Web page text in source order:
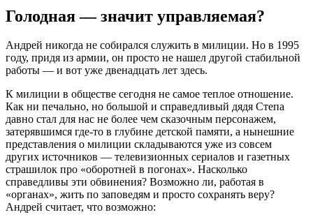
Голодная — значит управляемая?
Андрей никогда не собирался служить в милиции. Но в 1995
году, придя из армии, он просто не нашел другой стабильной
работы — и вот уже двенадцать лет здесь.
К милиции в обществе сегодня не самое теплое отношение.
Как ни печально, но большой и справедливый дядя Степа
давно стал для нас не более чем сказочным персонажем,
затерявшимся где-то в глубине детской памяти, а нынешние
представления о милиции складываются уже из совсем
других источников — телевизионных сериалов и газетных
страшилок про «оборотней в погонах». Насколько
справедливы эти обвинения? Возможно ли, работая в
«органах», жить по заповедям и просто сохранять веру?
Андрей считает, что возможно: